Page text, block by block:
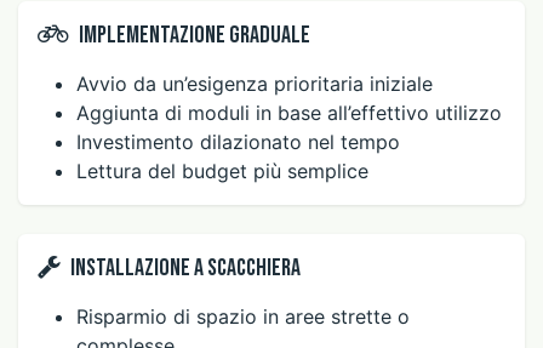
Implementazione graduale
Avvio da un’esigenza prioritaria iniziale
Aggiunta di moduli in base all’effettivo utilizzo
Investimento dilazionato nel tempo
Lettura del budget più semplice
Installazione a scacchiera
Risparmio di spazio in aree strette o